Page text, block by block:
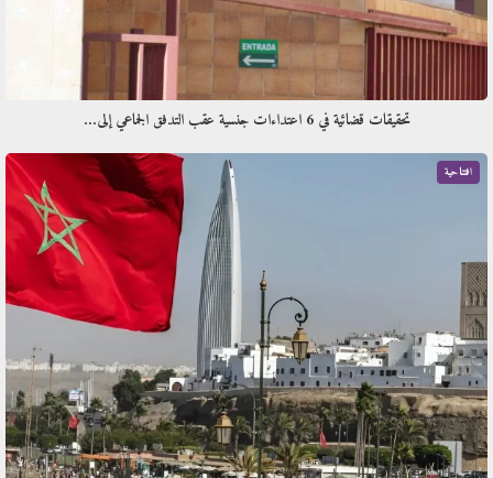
تحقيقات قضائية في 6 اعتداءات جنسية عقب التدفق الجماعي إلى…
افتتاحية